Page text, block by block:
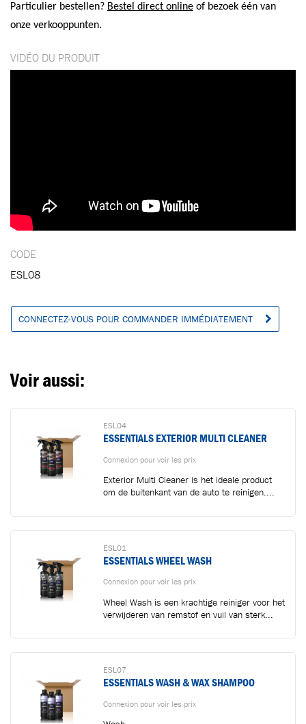
Particulier bestellen? Bestel direct online of bezoek één van
onze verkooppunten.
VIDÉO DU PRODUIT
CODE
ESL08
CONNECTEZ-VOUS POUR COMMANDER IMMÉDIATEMENT
Voir aussi:
ESL04
ESSENTIALS EXTERIOR MULTI CLEANER
Connexion pour voir les prix
Exterior Multi Cleaner is het ideale product
om de buitenkant van de auto te reinigen....
ESL01
ESSENTIALS WHEEL WASH
Connexion pour voir les prix
Wheel Wash is een krachtige reiniger voor het
verwijderen van remstof en vuil van sterk...
ESL07
ESSENTIALS WASH & WAX SHAMPOO
Connexion pour voir les prix
Ajouté au panier
CONTINUER VOS ACHATS Aller au panier